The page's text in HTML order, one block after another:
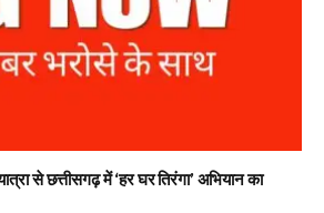
से छत्तीसगढ़ में ‘हर घर तिरंगा’ अभियान का